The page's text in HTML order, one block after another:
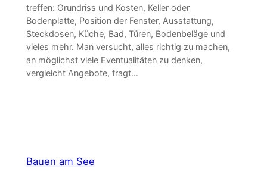
treffen: Grundriss und Kosten, Keller oder
Bodenplatte, Position der Fenster, Ausstattung,
Steckdosen, Küche, Bad, Türen, Bodenbeläge und
vieles mehr. Man versucht, alles richtig zu machen,
an möglichst viele Eventualitäten zu denken,
vergleicht Angebote, fragt…
Bauen am See